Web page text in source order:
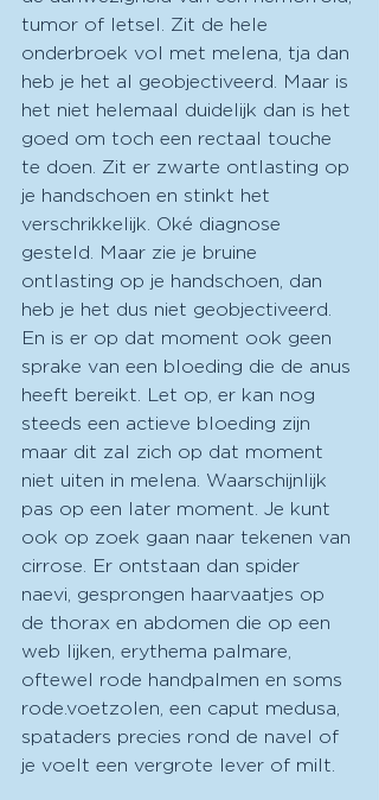
tumor of letsel. Zit de hele
onderbroek vol met melena, tja dan
heb je het al geobjectiveerd. Maar is
het niet helemaal duidelijk dan is het
goed om toch een rectaal touche
te doen. Zit er zwarte ontlasting op
je handschoen en stinkt het
verschrikkelijk. Oké diagnose
gesteld. Maar zie je bruine
ontlasting op je handschoen, dan
heb je het dus niet geobjectiveerd.
En is er op dat moment ook geen
sprake van een bloeding die de anus
heeft bereikt. Let op, er kan nog
steeds een actieve bloeding zijn
maar dit zal zich op dat moment
niet uiten in melena. Waarschijnlijk
pas op een later moment. Je kunt
ook op zoek gaan naar tekenen van
cirrose. Er ontstaan dan spider
naevi, gesprongen haarvaatjes op
de thorax en abdomen die op een
web lijken, erythema palmare,
oftewel rode handpalmen en soms
rode.voetzolen, een caput medusa,
spataders precies rond de navel of
je voelt een vergrote lever of milt.